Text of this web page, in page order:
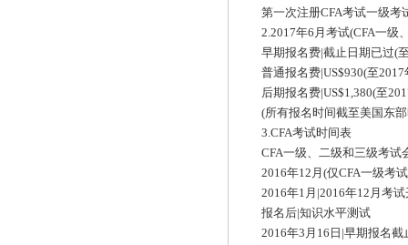
第一次注册CFA考试一级考
2.2017年6月考试(CFA一级
早期报名费|截止日期已过(至
普通报名费|US$930(至2017
后期报名费|US$1,380(至
(所有报名时间截至美国东部
3.CFA考试时间表
CFA一级、二级和三级考试会
2016年12月(仅CFA一级考
2016年1月|2016年12月考试
报名后|知识水平测试
2016年3月16日|早期报名截